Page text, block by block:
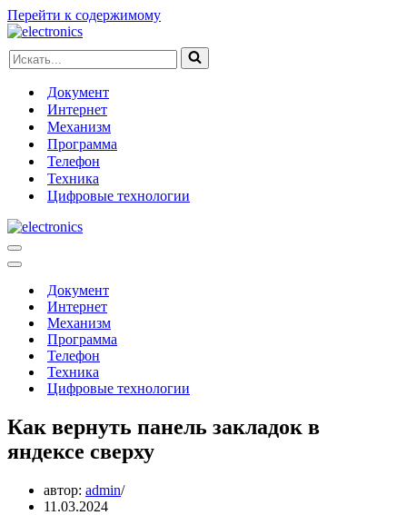
Перейти к содержимому
Искать...
Документ
Интернет
Механизм
Программа
Телефон
Техника
Цифровые технологии
Меню
навигации
Меню
навигацииДокумент
Интернет
Механизм
Программа
Телефон
Техника
Цифровые технологии
Как вернуть панель закладок в
яндексе сверху
автор: admin
11.03.2024